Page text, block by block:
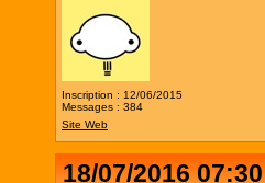
Inscription : 12/06/2015
Messages : 384
Site Web
18/07/2016